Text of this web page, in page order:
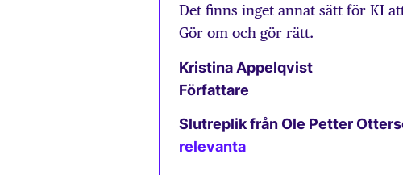
Det finns inget annat sätt för KI
Gör om och gör rätt.
Kristina Appelqvist
Författare
Slutreplik från Ole Petter
relevanta